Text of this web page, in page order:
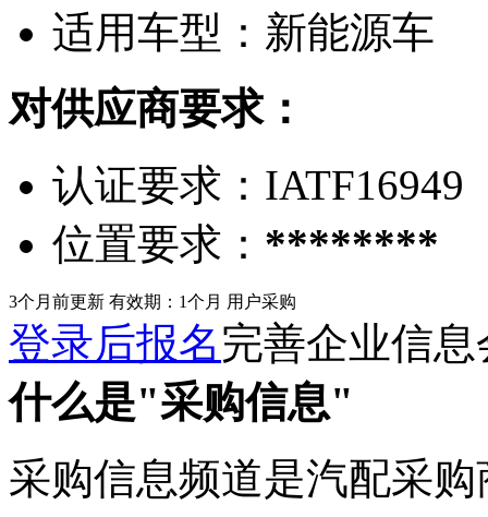
适用车型： 新能源车
对供应商要求：
认证要求： IATF16949
位置要求： ********
3个月前更新 有效期：1个月 用户采购
登录后报名完善企业信
什么是"采购信息"
采购信息频道是汽配采